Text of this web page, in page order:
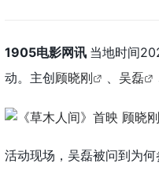
1905电影网讯 当地时间
动。主创顾晓刚 、 吴磊
活动现场，吴磊被问到为